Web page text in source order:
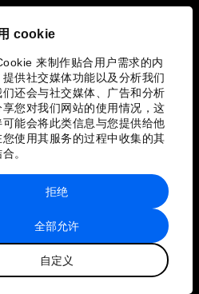
cookie
来制作贴合用户需求的内
供社交媒体功能以及分析我们
们还会与社交媒体、广告和分析
您对我们网站的使用情况，这
能会将此类信息与您提供给他
使用其服务的过程中收集的其
。
全部允许
自定义
拒绝
站点地图
世界经济论坛